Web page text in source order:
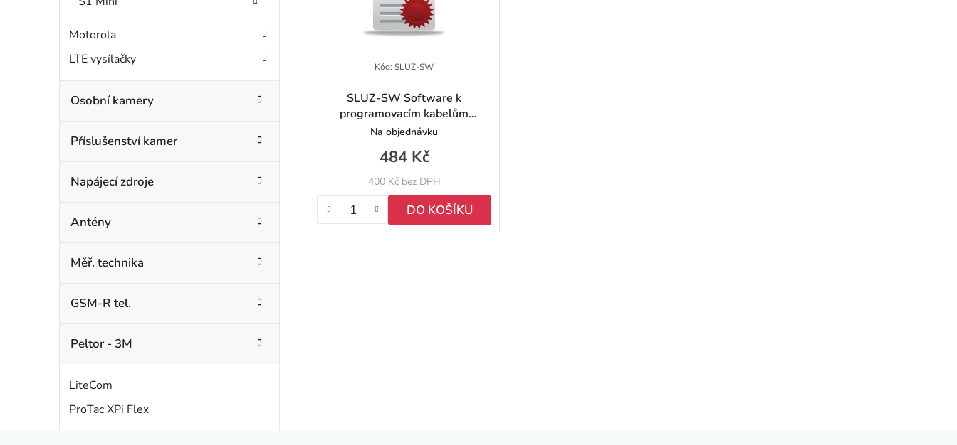
Motorola
LTE vysílačky
Osobní kamery
Příslušenství kamer
Napájecí zdroje
Antény
Měř. technika
GSM-R tel.
Peltor - 3M
LiteCom
ProTac XPi Flex
SLUZ-SW Software k
programovacím kabelům
radiostanic Hytera
Na objednávku
400 Kč bez DPH
484 Kč
DO KOŠÍKU
Kód:SLUZ-SW